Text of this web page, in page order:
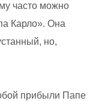
часто можно
Карло». Она
но,
прибыли Папе